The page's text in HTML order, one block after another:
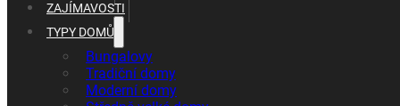
+420 602 661 287
+420 465 637 010
ZAJÍMAVOSTI
TYPY DOMŮ
Bungalovy
Tradiční domy
Moderní domy